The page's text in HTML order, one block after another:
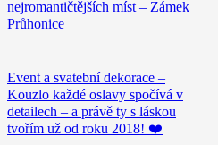
nejromantičtějších míst – Zámek
Průhonice
Event a svatební dekorace –
Kouzlo každé oslavy spočívá v
detailech – a právě ty s láskou
tvořím už od roku 2018! ❤️